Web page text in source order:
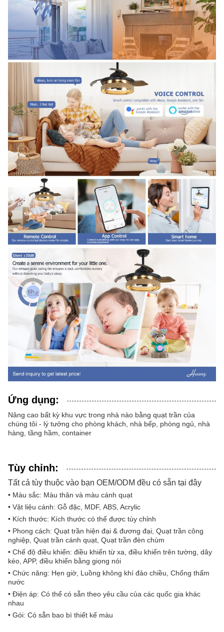
Ứng dụng:
Nâng cao bất kỳ khu vực trong nhà nào bằng quạt trần của
chúng tôi - lý tưởng cho phòng khách, nhà bếp, phòng ngủ, nhà
hàng, tầng hầm, container
Tùy chỉnh:
Tất cả tùy thuộc vào bạn OEM/ODM đều có sẵn tại đây​
• Màu sắc: Màu thân và màu cánh quạt
• Vật liệu cánh: Gỗ đặc, MDF, ABS, Acrylic
• Kích thước: Kích thước có thể được tùy chỉnh
• Phong cách: Quạt trần hiện đại & đương đại, Quạt trần công
nghiệp, Quạt trần cánh quạt, Quạt trần đèn chùm
• Chế độ điều khiển: điều khiển từ xa, điều khiển trên tường, dây
kéo, APP, điều khiển bằng giọng nói
• Chức năng: Hẹn giờ, Luồng không khí đảo chiều, Chống thấm
nước
• Điện áp: Có thể có sẵn theo yêu cầu của các quốc gia khác
nhau
• Gói: Có sẵn bao bì thiết kế màu